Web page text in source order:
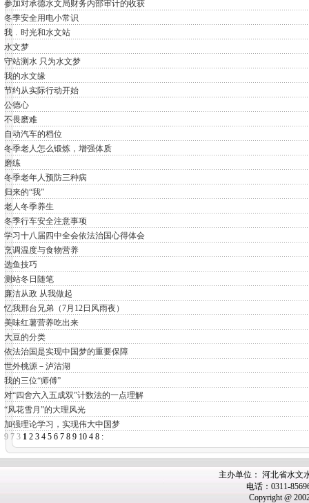
参加对承德水文局财务内部审计的收获
冬季安全用电小常识
我﹒时光和水文站
水文梦
守站测水 只为水文梦
我的水文缘
节约从实际行动开始
公德心
不畏磨难
自动汽车的档位
冬季老人怎么锻炼，增强体质
磨练
冬季老年人预防三种病
归来的“我”
老人冬季养生
冬季行车安全注意事项
学习十八届四中全会依法治国心得体会
烹调温度与食物营养
选鱼技巧
测站冬日随笔
廉洁从政 从我做起
忆我邢台兄弟（7月12日风雨夜）
美味红薯营养吃出来
大豆的分类
依法治国是实现中国梦的重要保障
世外桃源－泸沽湖
我的三位“师傅”
对“四舍六入五成双”计数法的一点理解
“风花雪月”的大理风光
加强理论学习，实现伟大中国梦
9 7 3 1 2 3 4 5 6 7 8 9 10 4 8 :
主办单位： 河北省水文
电话：0311-
Copyright @